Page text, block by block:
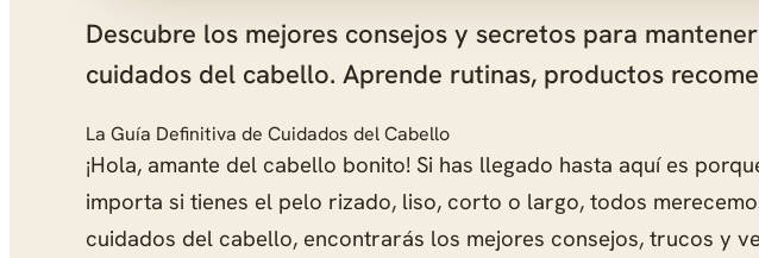
Descubre los mejores consejos y secretos para
cuidados del cabello. Aprende rutinas, productos
La Guía Definitiva de Cuidados del Cabello
¡Hola, amante del cabello bonito! Si has llegado hasta aquí es
importa si tienes el pelo rizado, liso, corto o largo, todos
cuidados del cabello, encontrarás los mejores consejos, trucos y